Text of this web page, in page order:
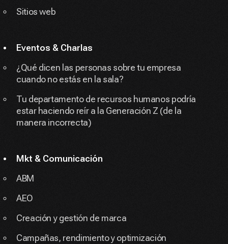
Sitios web
Eventos & Charlas
¿Qué dicen las personas sobre tu empresa
cuando no estás en la sala?
Tu departamento de recursos humanos podría
estar haciendo reír a la Generación Z (de la
manera incorrecta)
Mkt & Comunicación
ABM
AEO
Creación y gestión de marca
Campañas, rendimiento y optimización